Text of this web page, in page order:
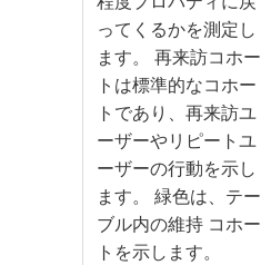
ってくるかを測定し
ます。 再来訪コホー
トは標準的なコホー
トであり、再来訪ユ
ーザーやリピートユ
ーザーの行動を示し
ます。 緑色は、テー
ブル内の維持 コホー
トを示します。